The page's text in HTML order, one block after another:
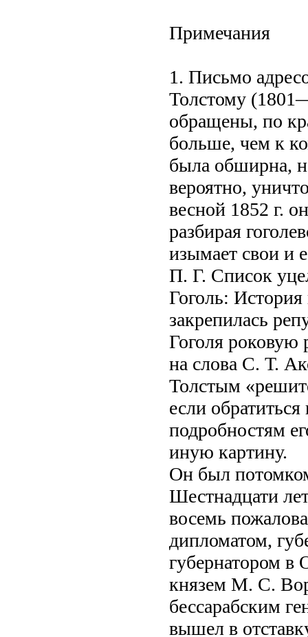
Примечания
1. Письмо
Толстому
обращены, по
больше, чем к
была обширна,
вероятно,
весной 1852 г.
разбирая
изымает свои и
П. Г. Список
Гоголь:
закрепилась
Гоголя роковую
на слова С. Т.
Толстым
если
подробностям
иную картину.
Он был
Шестнадцати
восемь
дипломатом,
губернатором в
князем М. С.
бессарабским
вышел в